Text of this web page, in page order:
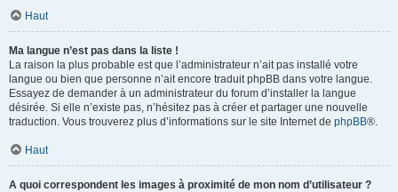
Haut
Ma langue n’est pas dans la liste !
La raison la plus probable est que l’administrateur n’ait pas installé votre
langue ou bien que personne n’ait encore traduit phpBB dans votre langue.
Essayez de demander à un administrateur du forum d’installer la langue
désirée. Si elle n’existe pas, n’hésitez pas à créer et partager une nouvelle
traduction. Vous trouverez plus d’informations sur le site Internet de phpBB®.
Haut
A quoi correspondent les images à proximité de mon nom d’utilisateur ?